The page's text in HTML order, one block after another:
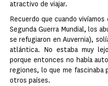
atractivo de viajar.
Recuerdo que cuando
Segunda Guerra Mundial, los
se refugiaron en Auvernia),
atlántica. No estaba muy
porque entonces no había
regiones, lo que me fascinaba
otros países.